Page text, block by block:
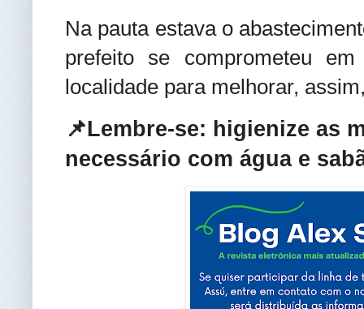
Na pauta estava o
prefeito se comprometeu
localidade para melhorar,
📌Lembre-se: higienize as
necessário com água e